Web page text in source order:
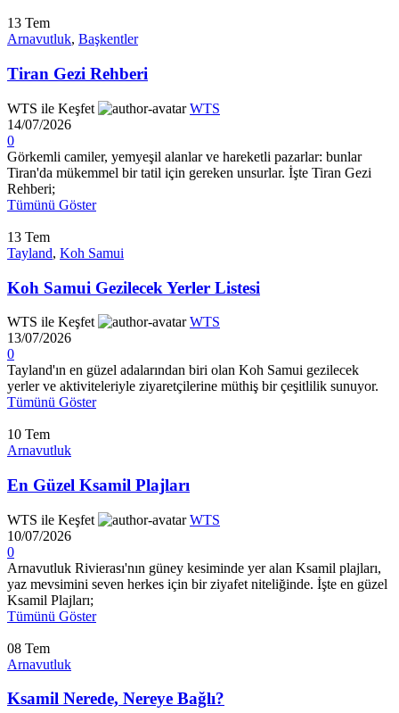
13 Tem
Arnavutluk, Başkentler
Tiran Gezi Rehberi
WTS ile Keşfet
WTS
14/07/2026
0
Görkemli camiler, yemyeşil alanlar ve hareketli pazarlar: bunlar
Tiran'da mükemmel bir tatil için gereken unsurlar. İşte Tiran Gezi
Rehberi;
Tümünü Göster
13 Tem
Tayland, Koh Samui
Koh Samui Gezilecek Yerler Listesi
WTS ile Keşfet
WTS
13/07/2026
0
Tayland'ın en güzel adalarından biri olan Koh Samui gezilecek
yerler ve aktiviteleriyle ziyaretçilerine müthiş bir çeşitlilik sunuyor.
Tümünü Göster
10 Tem
Arnavutluk
En Güzel Ksamil Plajları
WTS ile Keşfet
WTS
10/07/2026
0
Arnavutluk Rivierası'nın güney kesiminde yer alan Ksamil plajları,
yaz mevsimini seven herkes için bir ziyafet niteliğinde. İşte en güzel
Ksamil Plajları;
Tümünü Göster
08 Tem
Arnavutluk
Ksamil Nerede, Nereye Bağlı?